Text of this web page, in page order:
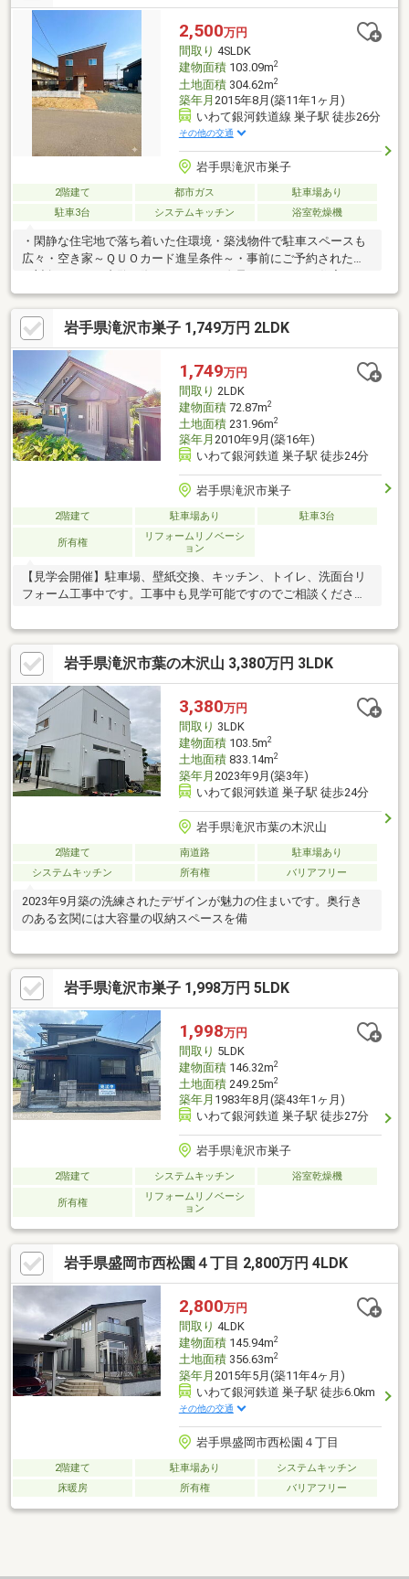
2,500万円
間取り 4SLDK
建物面積103.09m2
土地面積304.62m2
築年月 2015年8月(築11年1ヶ月)
いわて銀河鉄道線 巣子駅 徒歩26分
その他の交通
岩手県滝沢市巣子
2階建て 都市ガス
駐車場あり
駐車3台
システムキッチン 浴室乾燥機
・閑静な住宅地で落ち着いた住環境・築浅物件で駐車スペースも
広々・空き家～ＱＵＯカード進呈条件～・事前にご予約された方
ンの事前審査に進まれた際に３０００円進呈いたします
岩手県滝沢市巣子 1,749万円 2LDK
1,749万円
間取り 2LDK
建物面積72.87m2
土地面積231.96m2
築年月 2010年9月(築16年)
いわて銀河鉄道 巣子駅 徒歩24分
岩手県滝沢市巣子
2階建て 駐車場あり 駐車3台
所有権
リフォームリノベーシ
ョン
【見学会開催】駐車場、壁紙交換、キッチン、トイレ、洗面台リ
フォーム工事中です。工事中も見学可能ですのでご相談くださ
岩手県滝沢市葉の木沢山 3,380万円 3LDK
3,380万円
間取り 3LDK
建物面積103.5m2
土地面積833.14m2
築年月 2023年9月(築3年)
いわて銀河鉄道 巣子駅 徒歩24分
岩手県滝沢市葉の木沢山
2階建て 南道路
駐車場あり
システムキッチン
所有権 バリアフリー
2023年9月築の洗練されたデザインが魅力の住まいです。奥行き
のある玄関には大容量の収納スペースを備
岩手県滝沢市巣子 1,998万円 5LDK
1,998万円
間取り 5LDK
建物面積146.32m2
土地面積249.25m2
築年月 1983年8月(築43年1ヶ月)
いわて銀河鉄道 巣子駅 徒歩27分
岩手県滝沢市巣子
2階建て システムキッチン 浴室乾燥機
所有権
リフォームリノベーシ
ョン
岩手県盛岡市西松園４丁目 2,800万円 4LDK
2,800万円
間取り 4LDK
建物面積145.94m2
土地面積356.63m2
築年月 2015年5月(築11年4ヶ月)
いわて銀河鉄道 巣子駅 徒歩6.0km
その他の交通
岩手県盛岡市西松園４丁目
2階建て 駐車場あり
システムキッチン
床暖房
所有権 バリアフリー